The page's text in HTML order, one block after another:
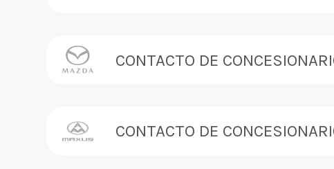
CONTACTO DE
CONTACTO DE